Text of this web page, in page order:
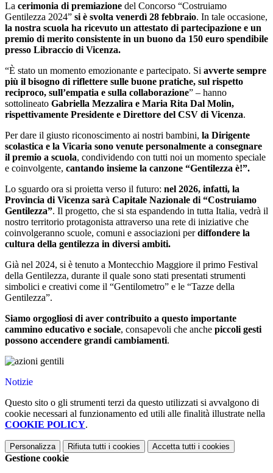
La cerimonia di premiazione del Concorso “Costruiamo
Gentilezza 2024” si è svolta venerdì 28 febbraio. In tale occasione,
la nostra scuola ha ricevuto un attestato di partecipazione e un
premio di merito consistente in un buono da 150 euro spendibile
presso Libraccio di Vicenza.
“È stato un momento emozionante e partecipato. Si avverte sempre
più il bisogno di riflettere sulle buone pratiche, sul rispetto
reciproco, sull’empatia e sulla collaborazione” – hanno
sottolineato Gabriella Mezzalira e Maria Rita Dal Molin,
rispettivamente Presidente e Direttore del CSV di Vicenza.
Per dare il giusto riconoscimento ai nostri bambini, la Dirigente
scolastica e la Vicaria sono venute personalmente a consegnare
il premio a scuola, condividendo con tutti noi un momento speciale
e coinvolgente, cantando insieme la canzone “Gentilezza è!”.
Lo sguardo ora si proietta verso il futuro: nel 2026, infatti, la
Provincia di Vicenza sarà Capitale Nazionale di “Costruiamo
Gentilezza”. Il progetto, che si sta espandendo in tutta Italia, vedrà il
nostro territorio protagonista attraverso una rete di iniziative che
coinvolgeranno scuole, comuni e associazioni perdiffondere la
cultura della gentilezza in diversi ambiti.
Già nel 2024, si è tenuto a Montecchio Maggiore il primo Festival
della Gentilezza, durante il quale sono stati presentati strumenti
simbolici e creativi come il “Gentilometro” e le “Tazze della
Gentilezza”.
Siamo orgogliosi di aver contribuito a questo importante
cammino educativo e sociale, consapevoli che anche piccoli gesti
possono accendere grandi cambiamenti.
Notizie
Questo sito o gli strumenti terzi da questo utilizzati si avvalgono di
cookie necessari al funzionamento ed utili alle finalità illustrate nella
COOKIE POLICY.
Personalizza Rifiuta tutti i cookies Accetta tutti i cookies
Gestione cookie